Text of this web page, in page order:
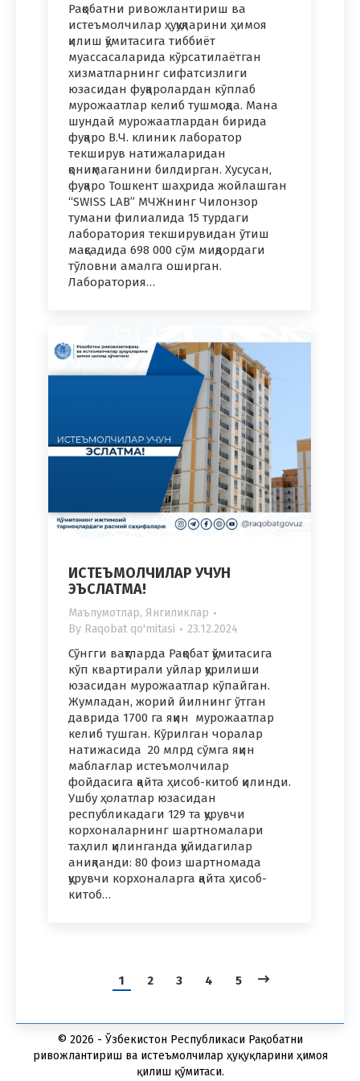
Рақобатни ривожлантириш ва
истеъмолчилар ҳуқуқларини ҳимоя
қилиш қўмитасига тиббиёт
муассасаларида кўрсатилаётган
хизматларнинг сифатсизлиги
юзасидан фуқаролардан кўплаб
мурожаатлар келиб тушмоқда. Мана
шундай мурожаатлардан бирида
фуқаро В.Ч. клиник лаборатор
текширув натижаларидан
қониқмаганини билдирган. Хусусан,
фуқаро Тошкент шаҳрида жойлашган
“SWISS LAB” МЧЖнинг Чилонзор
тумани филиалида 15 турдаги
лаборатория текширувидан ўтиш
мақсадида 698 000 сўм миқдордаги
тўловни амалга оширган.
Лаборатория…
ИСТЕЪМОЛЧИЛАР УЧУН
ЭЪСЛАТМА!
Маълумотлар, Янгиликлар
By Raqobat qo'mitasi 23.12.2024
Сўнгги вақтларда Рақобат қўмитасига
кўп квартирали уйлар қурилиши
юзасидан мурожаатлар кўпайган.
Жумладан, жорий йилнинг ўтган
даврида 1700 га яқин мурожаатлар
келиб тушган. Кўрилган чоралар
натижасида 20 млрд сўмга яқин
маблағлар истеъмолчилар
фойдасига қайта ҳисоб-китоб қилинди.
Ушбу ҳолатлар юзасидан
республикадаги 129 та қурувчи
корхоналарнинг шартномалари
таҳлил қилинганда қуйидагилар
аниқланди: 80 фоиз шартномада
қурувчи корхоналарга қайта ҳисоб-
китоб…
1 2 3 4 5
© 2026 - Ўзбекистон Республикаси Рақобатни
ривожлантириш ва истеъмолчилар ҳуқуқларини ҳимоя
қилиш қўмитаси.